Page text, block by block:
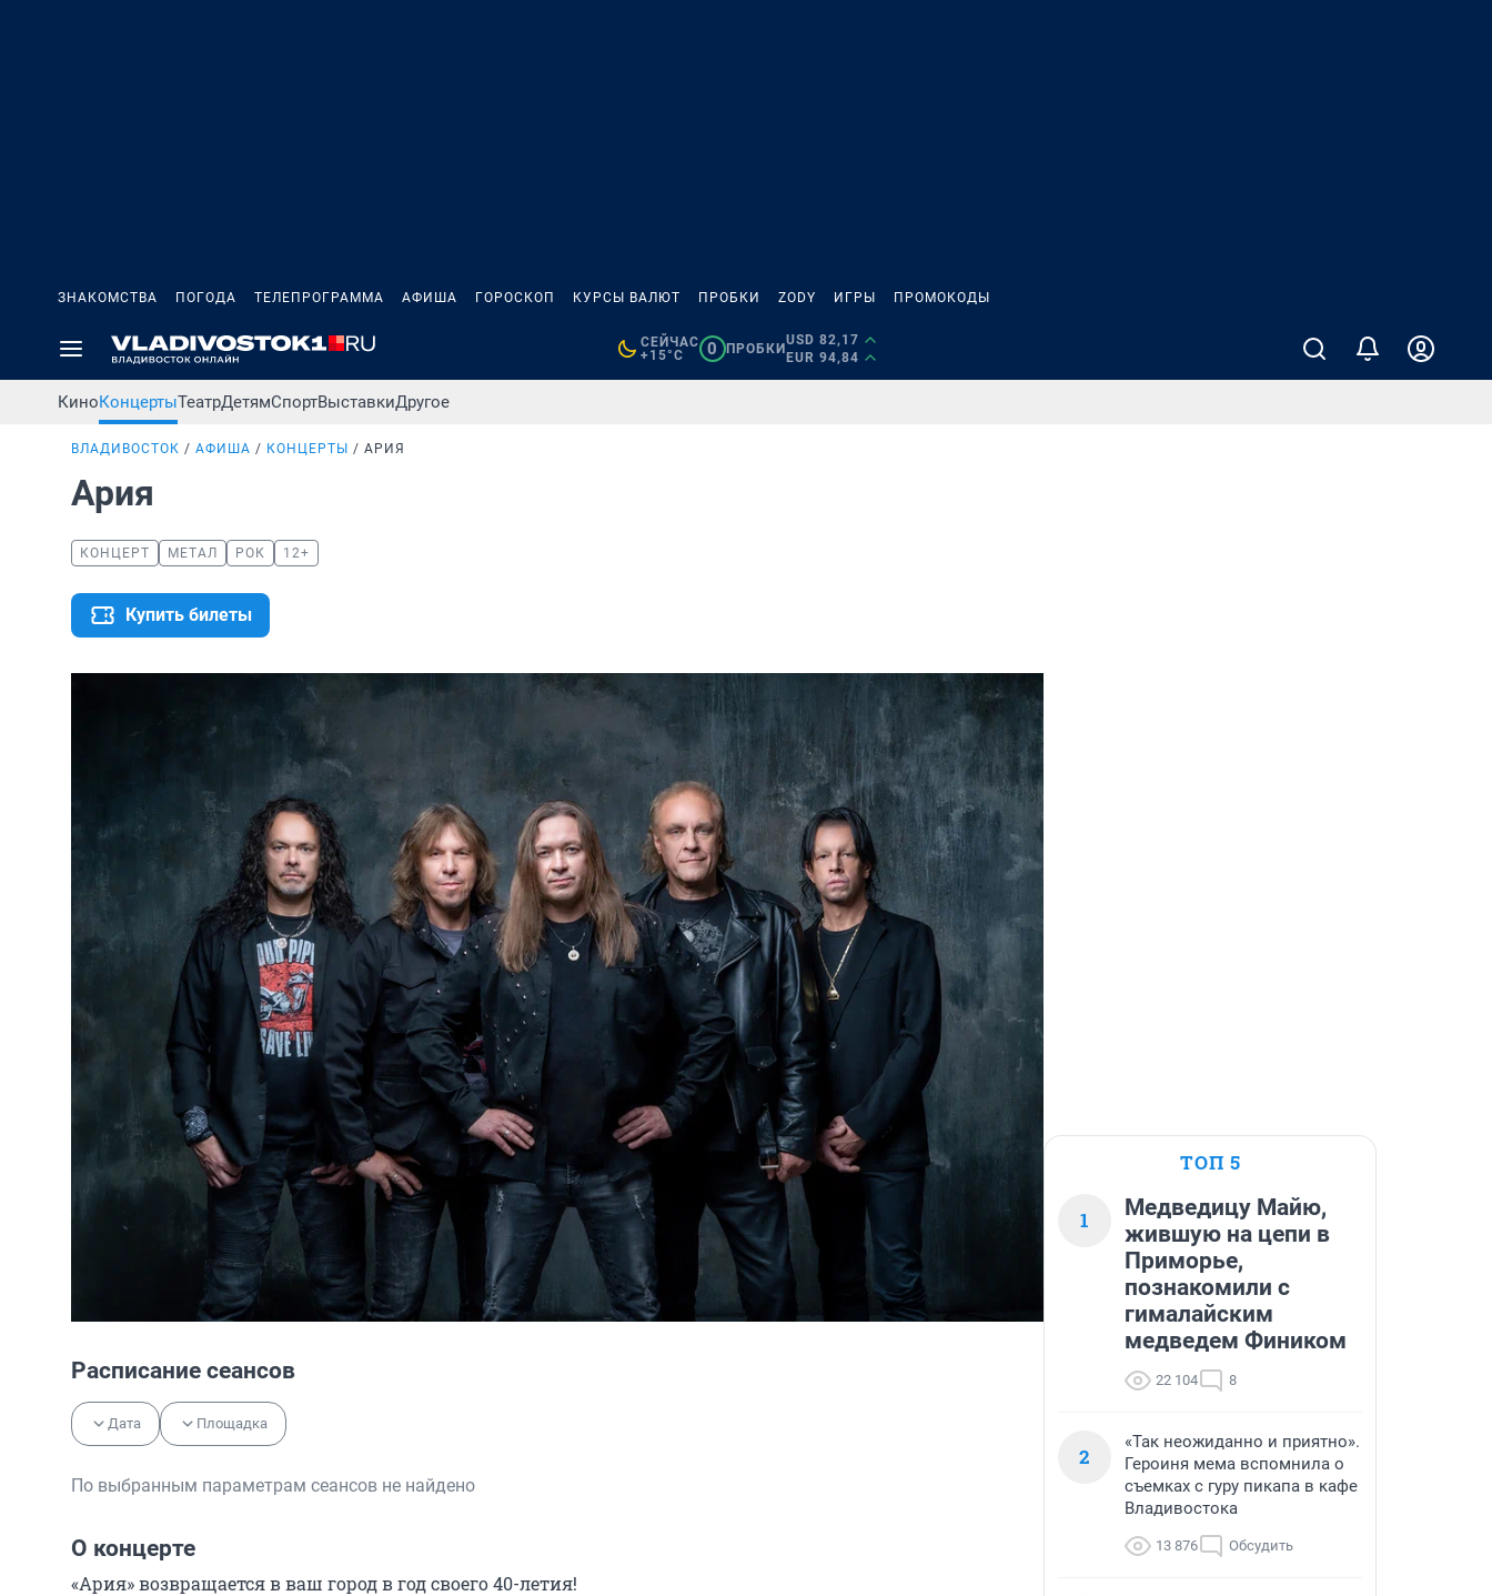
ЗНАКОМСТВА ПОГОДА ТЕЛЕПРОГРАММА АФИША ГОРОСКОП КУРСЫ ВАЛЮТ ПРОБКИ ZODY ИГРЫ ПРОМОКОДЫ
СЕЙЧАС
+15°C
0 ПРОБКИ
USD 82,17
EUR 94,84
КиноКонцертыТеатрДетямСпортВыставкиДругое
ВЛАДИВОСТОК АФИША КОНЦЕРТЫ АРИЯ
Ария
КОНЦЕРТ МЕТАЛ РОК 12+
Купить билеты
Расписание сеансов
Дата Площадка
По выбранным параметрам сеансов не найдено
О концерте
«Ария» возвращается в ваш город в год своего 40-летия!
ТОП 5
1
Медведицу Майю,
жившую на цепи в
Приморье,
познакомили с
гималайским
медведем Фиником
22 104 8
2
«Так неожиданно и приятно».
Героиня мема вспомнила о
съемках с гуру пикапа в кафе
Владивостока
13 876 Обсудить